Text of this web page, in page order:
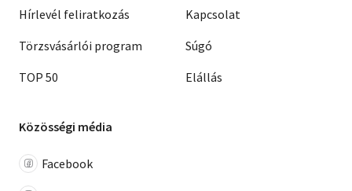
Hírlevél feliratkozás
Törzsvásárlói program
TOP 50
Kapcsolat
Súgó
Elállás
Közösségi média
Facebook